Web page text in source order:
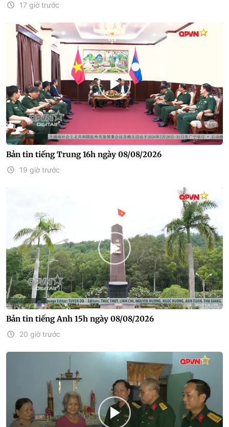
17 giờ trước
Bản tin tiếng Trung 16h ngày 08/08/2026
19 giờ trước
Bản tin tiếng Anh 15h ngày 08/08/2026
20 giờ trước